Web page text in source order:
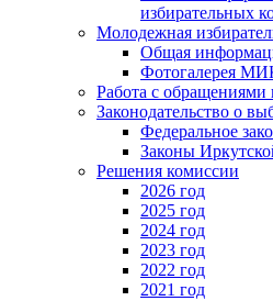
избирательных
Молодежная
Общая
Фотогалерея
Работа с обращениями
Законодательство о
Федеральное
Законы
Решения комиссии
2026 год
2025 год
2024 год
2023 год
2022 год
2021 год